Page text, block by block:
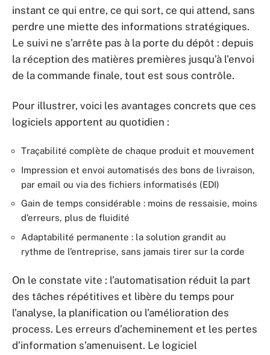
instant ce qui entre, ce qui sort, ce qui attend, sans
perdre une miette des informations stratégiques.
Le suivi ne s’arrête pas à la porte du dépôt : depuis
la réception des matières premières jusqu’à l’envoi
de la commande finale, tout est sous contrôle.
Pour illustrer, voici les avantages concrets que ces
logiciels apportent au quotidien :
Traçabilité complète de chaque produit et mouvement
Impression et envoi automatisés des bons de livraison,
par email ou via des fichiers informatisés (EDI)
Gain de temps considérable : moins de ressaisie, moins
d’erreurs, plus de fluidité
Adaptabilité permanente : la solution grandit au
rythme de l’entreprise, sans jamais tirer sur la corde
On le constate vite : l’automatisation réduit la part
des tâches répétitives et libère du temps pour
l’analyse, la planification ou l’amélioration des
process. Les erreurs d’acheminement et les pertes
d’information s’amenuisent. Le logiciel